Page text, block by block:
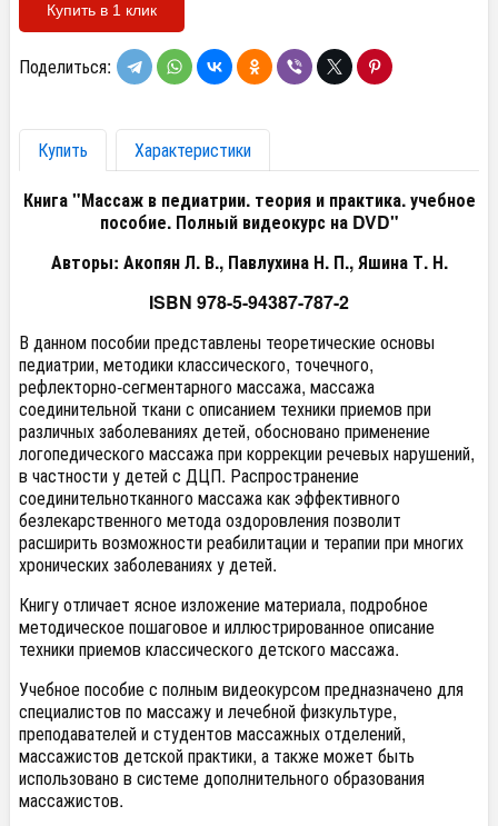
Купить в 1 клик
Поделиться:
Купить
Характеристики
Книга "Массаж в педиатрии. теория и практика. учебное
пособие. Полный видеокурс на DVD"
Авторы: Акопян Л. В., Павлухина Н. П., Яшина Т. Н.
ISBN 978-5-94387-787-2
В данном пособии представлены теоретические основы
педиатрии, методики классического, точечного,
рефлекторно-сегментарного массажа, массажа
соединительной ткани с описанием техники приемов при
различных заболеваниях детей, обосновано применение
логопедического массажа при коррекции речевых нарушений,
в частности у детей с ДЦП. Распространение
соединительнотканного массажа как эффективного
безлекарственного метода оздоровления позволит
расширить возможности реабилитации и терапии при многих
хронических заболеваниях у детей.
Книгу отличает ясное изложение материала, подробное
методическое пошаговое и иллюстрированное описание
техники приемов классического детского массажа.
Учебное пособие с полным видеокурсом предназначено для
специалистов по массажу и лечебной физкультуре,
преподавателей и студентов массажных отделений,
массажистов детской практики, а также может быть
использовано в системе дополнительного образования
массажистов.